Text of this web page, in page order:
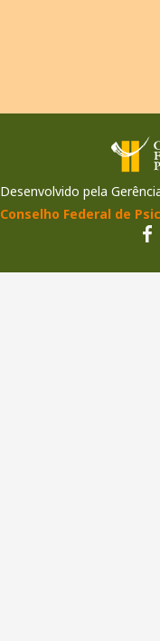
Desenvolvido pela
Conselho Federal de